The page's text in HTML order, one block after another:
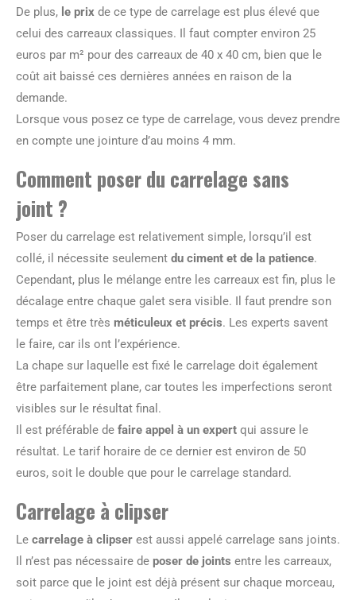
De plus, le prix de ce type de carrelage est plus élevé que
celui des carreaux classiques. Il faut compter environ 25
euros par m² pour des carreaux de 40 x 40 cm, bien que le
coût ait baissé ces dernières années en raison de la
demande.
Lorsque vous posez ce type de carrelage, vous devez prendre
en compte une jointure d’au moins 4 mm.
Comment poser du carrelage sans
joint ?
Poser du carrelage est relativement simple, lorsqu’il est
collé, il nécessite seulement du ciment et de la patience.
Cependant, plus le mélange entre les carreaux est fin, plus le
décalage entre chaque galet sera visible. Il faut prendre son
temps et être très méticuleux et précis. Les experts savent
le faire, car ils ont l’expérience.
La chape sur laquelle est fixé le carrelage doit également
être parfaitement plane, car toutes les imperfections seront
visibles sur le résultat final.
Il est préférable de faire appel à un expert qui assure le
résultat. Le tarif horaire de ce dernier est environ de 50
euros, soit le double que pour le carrelage standard.
Carrelage à clipser
Le carrelage à clipser est aussi appelé carrelage sans joints.
Il n’est pas nécessaire de poser de joints entre les carreaux,
soit parce que le joint est déjà présent sur chaque morceau,